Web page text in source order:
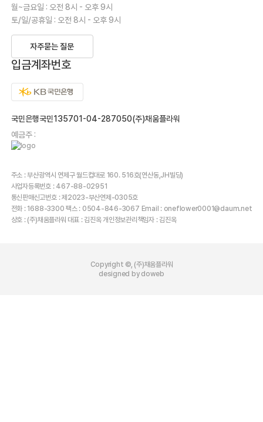
월~금요일 : 오전 8시 - 오후 9시
토/일/공휴일 : 오전 8시 - 오후 9시
자주묻는 질문
입금계좌번호
국민은행국민135701-04-287050(주)채움플라워
예금주 :
주소 : 부산광역시 연제구 월드컵대로 160. 516호(연산동,JH빌딩)
사업자등록번호 : 467-88-02951
통신판매신고번호 : 제2023-부산연제-0305호
전화 : 1688-3300 팩스 : 0504-846-3067 Email : oneflower0001@daum.net
상호 : (주)채움플라워 대표 : 김진옥 개인정보관리책임자 : 김진옥
Copyright ©, (주)채움플라워
designed by doweb